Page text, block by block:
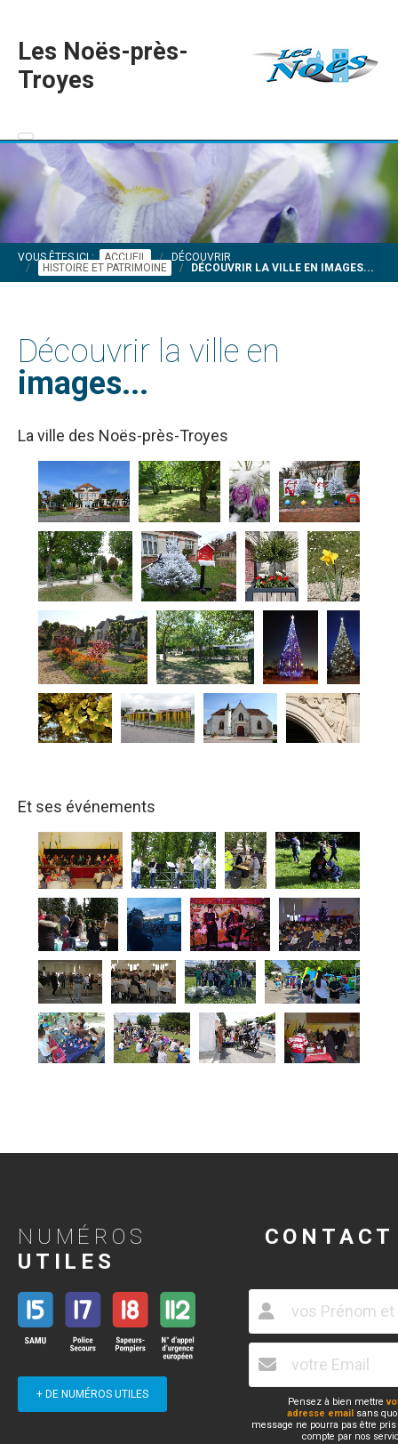
Les Noës-près-
Troyes
VOUS ÊTES ICI : ACCUEIL
DÉCOUVRIR
HISTOIRE ET PATRIMOINE
DÉCOUVRIR LA VILLE EN IMAGES...
Découvrir la ville en
images...
La ville des Noës-près-Troyes
Et ses événements
NUMÉROS
UTILES
+ DE NUMÉROS UTILES
CONTACT
Pensez à bien mettre
adresse email sans
message ne pourra pas être
compte par nos